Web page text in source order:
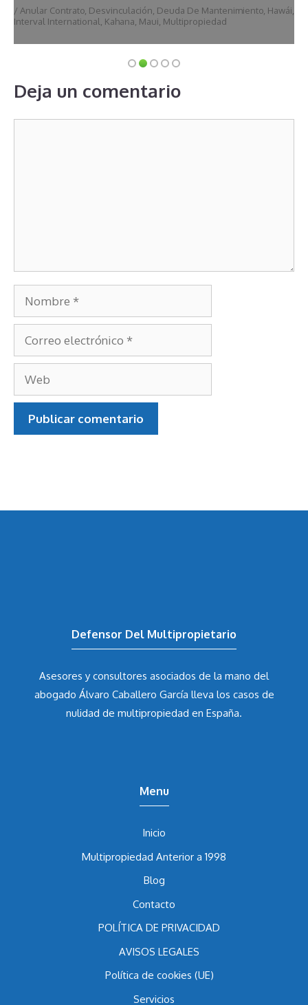
/ Anular Contrato, Desvinculación, Deuda De Mantenimiento, Hawái,
Interval International, Kahana, Maui, Multipropiedad
Deja un comentario
Nombre
Correo
electrónico
Web
Defensor Del Multipropietario
Asesores y consultores asociados de la mano del
abogado Álvaro Caballero García lleva los casos de
nulidad de multipropiedad en España.
Menu
Inicio
Multipropiedad Anterior a 1998
Blog
Contacto
POLÍTICA DE PRIVACIDAD
AVISOS LEGALES
Política de cookies (UE)
Servicios